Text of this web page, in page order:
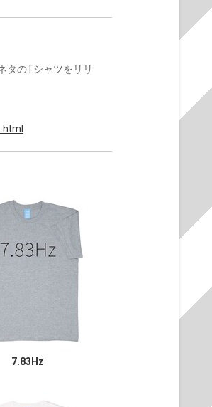
タのTシャツをリリ
7.83Hz